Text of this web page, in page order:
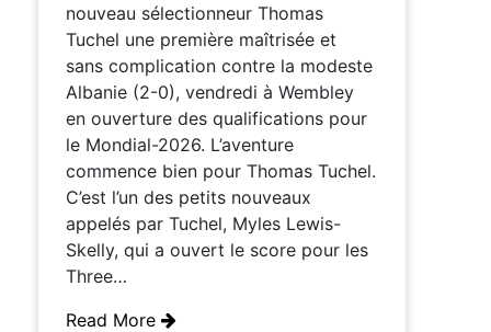
nouveau sélectionneur Thomas
Tuchel une première maîtrisée et
sans complication contre la modeste
Albanie (2-0), vendredi à Wembley
en ouverture des qualifications pour
le Mondial-2026. L’aventure
commence bien pour Thomas Tuchel.
C’est l’un des petits nouveaux
appelés par Tuchel, Myles Lewis-
Skelly, qui a ouvert le score pour les
Three…
Read More